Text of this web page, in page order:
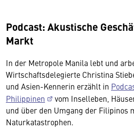
Podcast: Akustische
Markt
In der Metropole Manila lebt und
Wirtschaftsdelegierte Christina
und Asien-Kennerin erzählt in
Philippinen
vom Inselleben,
und über den Umgang der Filipinos
Naturkatastrophen.